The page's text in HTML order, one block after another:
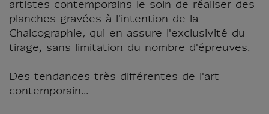
artistes contemporains le soin de réaliser des
planches gravées à l'intention de la
Chalcographie, qui en assure l'exclusivité du
tirage, sans limitation du nombre d'épreuves.
Des tendances très différentes de l'art
contemporain...